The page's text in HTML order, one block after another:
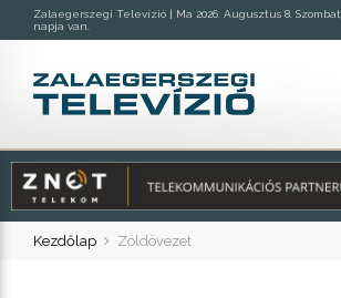
Zalaegerszegi Televízió | Ma 2026. Augusztus 8. Szombat,
napja van.
Kezdőlap Zöldövezet